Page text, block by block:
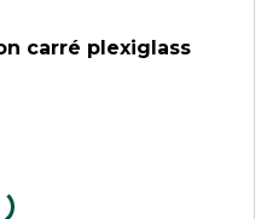
carré plexiglass